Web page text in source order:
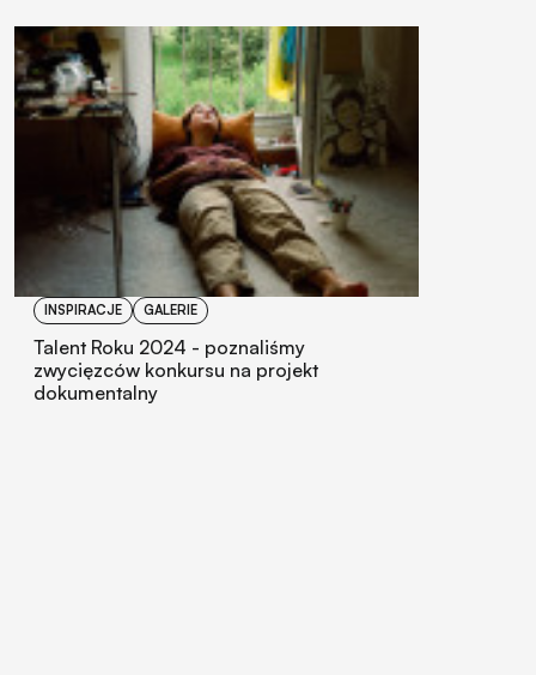
INSPIRACJE GALERIE
Talent Roku 2024 - poznaliśmy
zwycięzców konkursu na projekt
dokumentalny